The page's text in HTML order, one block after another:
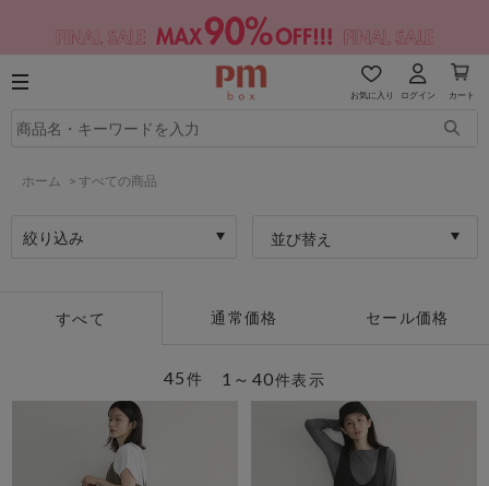
お気に入り ログイン カート
ホーム > すべての商品
絞り込み 並び替え
すべて 通常価格 セール価格
1～40件表示
45件